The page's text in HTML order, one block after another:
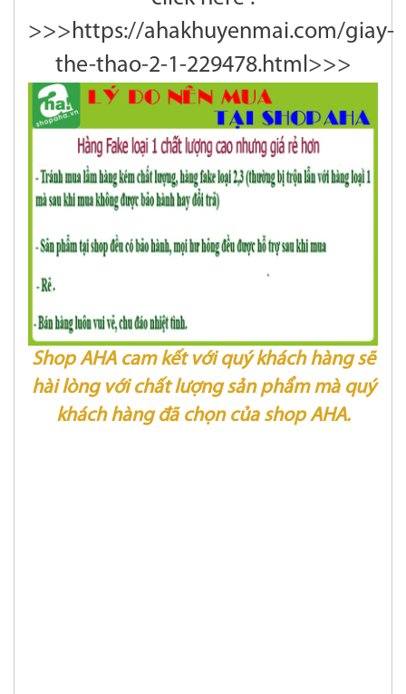
>>>https://ahakhuyenmai.com/giay-
the-thao-2-1-229478.html>>>
Shop AHA cam kết với quý khách hàng sẽ
hài lòng với chất lượng sản phẩm mà quý
khách hàng đã chọn của shop AHA.